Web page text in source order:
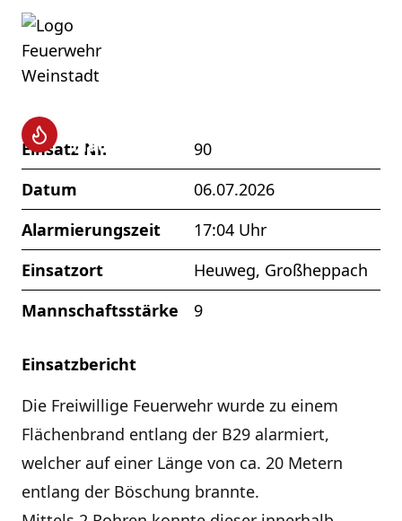
Flächenbrand
Einsatz Nr.
90
Datum
06.07.2026
Alarmierungszeit
17:04 Uhr
Einsatzort
Heuweg, Großheppach
Mannschaftsstärke
9
Einsatzbericht
Die Freiwillige Feuerwehr wurde zu einem
Flächenbrand entlang der B29 alarmiert,
welcher auf einer Länge von ca. 20 Metern
entlang der Böschung brannte.